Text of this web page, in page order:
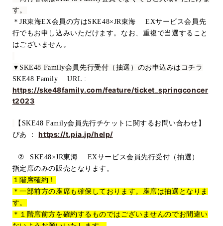
す。
＊JR東海EX会員の方はSKE48×JR東海 EXサービス会員先
行でもお申し込みいただけます。なお、重複で当選すること
はございません。
▼ SKE48 Family会員先行受付（抽選）のお申込みはコチラ
SKE48 Family
URL :
https://ske48family.com/feature/ticket_springconcer
t2023
【 SKE48 Family会員先行チケットに関するお問い合わせ】
ぴあ ： https://t.pia.jp/help/
② SKE48×JR東海 EXサービス会員先行受付（抽選）
指定席のみの販売となります。
１階席確約！
＊一部前方の座席も確保しております。座席は抽選となりま
す。
＊１階席前方を確約するものではございませんのでお間違い